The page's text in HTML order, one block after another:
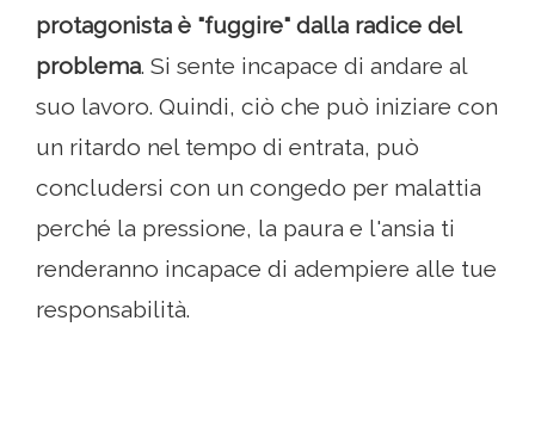
protagonista è "fuggire" dalla radice del
problema. Si sente incapace di andare al
suo lavoro. Quindi, ciò che può iniziare con
un ritardo nel tempo di entrata, può
concludersi con un congedo per malattia
perché la pressione, la paura e l'ansia ti
renderanno incapace di adempiere alle tue
responsabilità.